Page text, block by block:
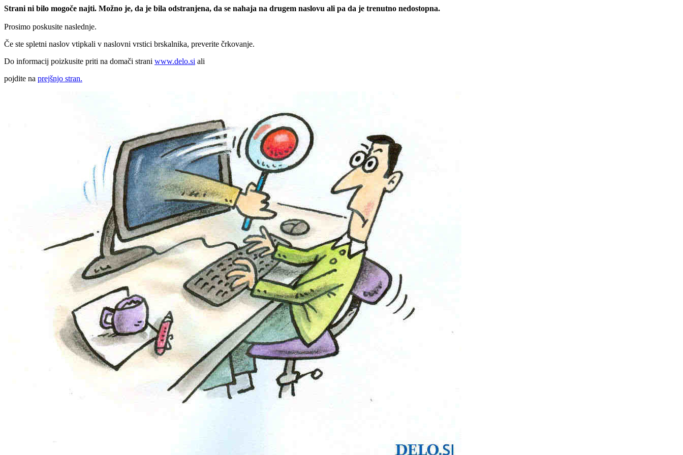
Strani ni bilo mogoče najti. Možno je, da je bila odstranjena, da se nahaja na drugem naslovu ali pa da je trenutno nedostopna.
Prosimo poskusite naslednje.
Če ste spletni naslov vtipkali v naslovni vrstici brskalnika, preverite črkovanje.
Do informacij poizkusite priti na domači strani www.delo.si ali
pojdite na prejšnjo stran.